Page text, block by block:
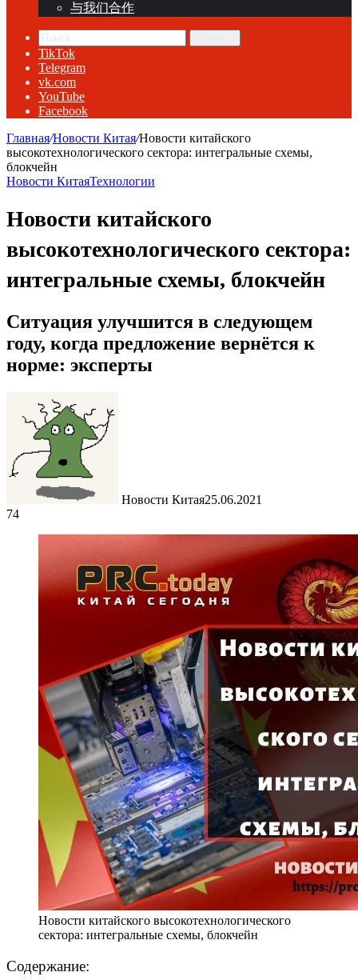
与我们合作
TikTok
Telegram
vk.com
YouTube
Facebook
Главная/Новости Китая/Новости китайского
высокотехнологического сектора: интегральные схемы,
блокчейн
Новости КитаяТехнологии
Новости китайского
высокотехнологического сектора:
интегральные схемы, блокчейн
Ситуация улучшится в следующем
году, когда предложение вернётся к
норме: эксперты
Новости Китая25.06.2021
74
Новости китайского высокотехнологического
сектора: интегральные схемы, блокчейн
Содержание: